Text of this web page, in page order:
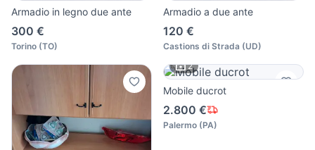
Armadio in legno due ante
300 €
Torino (TO)
Armadio a due ante
120 €
Castions di Strada (UD)
2
Mobile ducrot
2.800 €
Palermo (PA)